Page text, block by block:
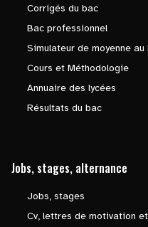
Corrigés du bac
Bac professionnel
Simulateur de moyenne au
Cours et Méthodologie
Annuaire des lycées
Résultats du bac
Jobs, stages, alternance
Jobs, stages
Cv, lettres de motivation